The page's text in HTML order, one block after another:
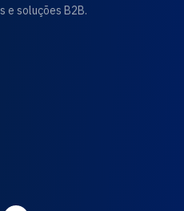
e soluções B2B.